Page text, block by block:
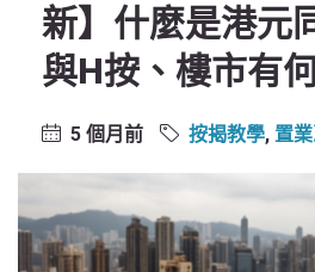
新】什麼是港元
與H按、樓市有
5 個月前 按揭教學, 置